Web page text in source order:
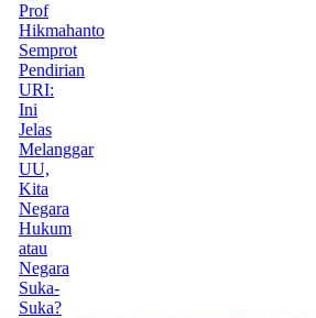
Prof
Hikmahanto
Semprot
Pendirian
URI:
Ini
Jelas
Melanggar
UU,
Kita
Negara
Hukum
atau
Negara
Suka-
Suka?